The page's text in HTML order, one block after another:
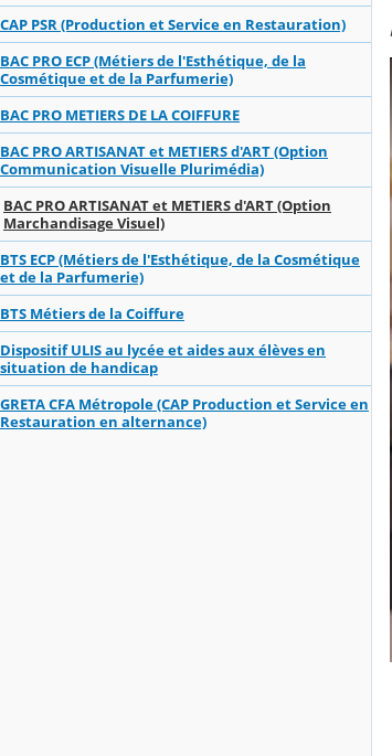
CAP PSR (Production et Service en Restauration)
BAC PRO ECP (Métiers de l'Esthétique, de la
Cosmétique et de la Parfumerie)
BAC PRO METIERS DE LA COIFFURE
BAC PRO ARTISANAT et METIERS d'ART (Option
Communication Visuelle Plurimédia)
BAC PRO ARTISANAT et METIERS d'ART (Option
Marchandisage Visuel)
BTS ECP (Métiers de l'Esthétique, de la Cosmétique
et de la Parfumerie)
BTS Métiers de la Coiffure
Dispositif ULIS au lycée et aides aux élèves en
situation de handicap
GRETA CFA Métropole (CAP Production et Service en
Restauration en alternance)